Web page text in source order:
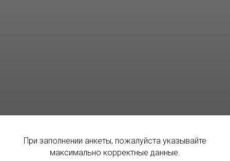
При заполнении анкеты, пожалуйста указывайте
максимально корректные данные.